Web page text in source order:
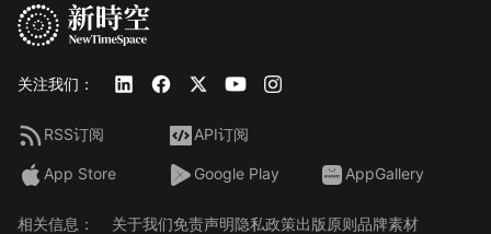
关注我们：
RSS订阅 API订阅
App Store Google Play AppGallery
相关信息： 关于我们免责声明隐私政策出版原则品牌素材